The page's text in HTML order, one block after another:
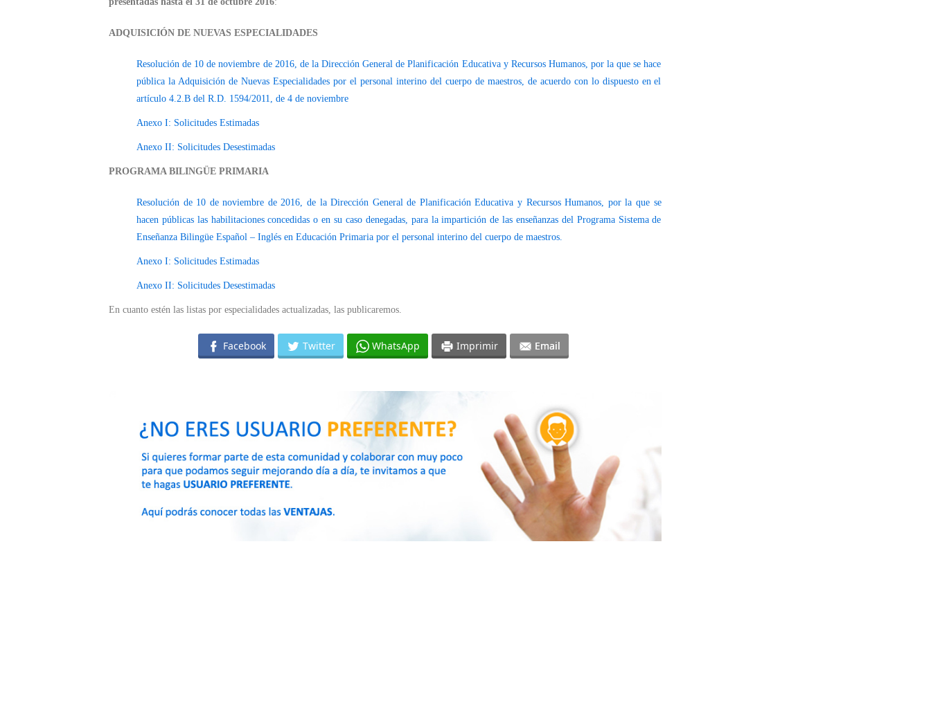
ADQUISICIÓN DE NUEVAS ESPECIALIDADES
Resolución de 10 de noviembre de 2016, de la Dirección General de Planificación Educativa y Recursos Humanos, por la que se hace
pública la Adquisición de Nuevas Especialidades por el personal interino del cuerpo de maestros, de acuerdo con lo dispuesto en el
artículo 4.2.B del R.D. 1594/2011, de 4 de noviembre
Anexo I: Solicitudes Estimadas
Anexo II: Solicitudes Desestimadas
PROGRAMA BILINGÜE PRIMARIA
Resolución de 10 de noviembre de 2016, de la Dirección General de Planificación Educativa y Recursos Humanos, por la que se
hacen públicas las habilitaciones concedidas o en su caso denegadas, para la impartición de las enseñanzas del Programa Sistema de
Enseñanza Bilingüe Español – Inglés en Educación Primaria por el personal interino del cuerpo de maestros.
Anexo I: Solicitudes Estimadas
Anexo II: Solicitudes Desestimadas
En cuanto estén las listas por especialidades actualizadas, las publicaremos.
Facebook Twitter WhatsApp Imprimir Email